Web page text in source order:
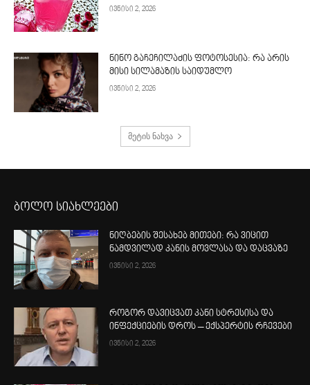
ივნისი 2, 2026
ნინო გაჩეჩილაძის ფოტოსესია: რა არის
მისი სილამაზის საიდუმლო
ივნისი 2, 2026
მეტის ნახვა
ბოლო სიახლეები
ნიღბების შესახებ მითები: რა ვიცით
ნამდვილად კანის მოვლასა და დაცვაზე
ივნისი 2, 2026
როგორ დავიცვათ კანი სტრესისა და
ინფექციების დროს – ექსპერტის რჩევები
ივნისი 2, 2026